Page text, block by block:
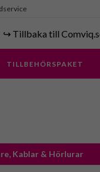
↪️ Tillbaka till
TILLBEHÖRSPAKET
Kablar & Hörlurar